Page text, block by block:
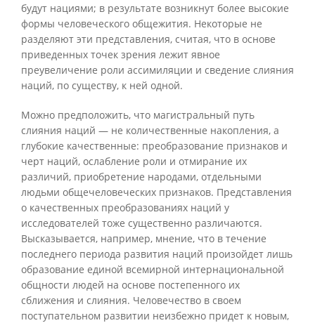
будут нациями; в результате возникнут более высокие
формы человеческого общежития. Некоторые не
разделяют эти представления, считая, что в основе
приведенных точек зрения лежит явное
преувеличение роли ассимиляции и сведение слияния
наций, по существу, к ней одной.
Можно предположить, что магистральный путь
слияния наций — не количественные накопления, а
глубокие качественные: преобразование признаков и
черт наций, ослабление роли и отмирание их
различий, приобретение народами, отдельными
людьми общечеловеческих признаков. Представления
о качественных преобразованиях наций у
исследователей тоже существенно различаются.
Высказывается, например, мнение, что в течение
последнего периода развития наций произойдет лишь
образование единой всемирной интернациональной
общности людей на основе постепенного их
сближения и слияния. Человечество в своем
поступательном развитии неизбежно придет к новым,